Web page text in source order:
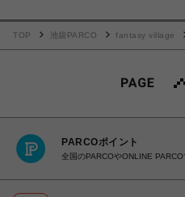
TOP 池袋PARCO fantasy village
PARCOポイント
全国のPARCOやONLINE